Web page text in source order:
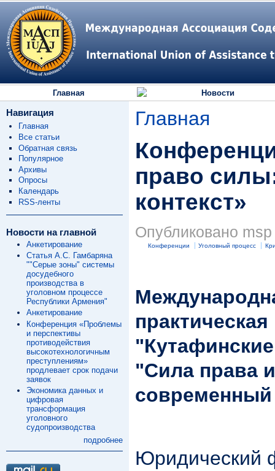
Главная Новости
Навигация
Главная
Все статьи
Обратная связь
Популярное
Архивы
Опросы
Календарь
RSS-ленты
Новости на главной
Анкетирование
Статья А.С. Гамбаряна
""Серые зоны" системы
досудебного
производства в
уголовном процессе
Республики Армения"
Анкетирование
Конференция «Проблемы
и перспективы
противодействия
высокотехнологичным
преступлениям»
продлевает срок подачи
заявок
Экономика данных и
цифровая
трансформация
уголовного
судопроизводства
подробнее
Главная
право
контекст»
Опубликовано
Конференции Уголовный процесс
"Сила права
современный
Юридический